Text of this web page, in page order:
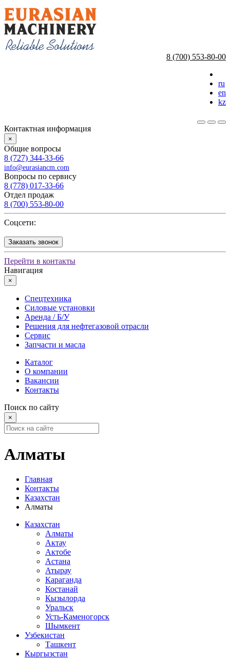
8 (700) 553-80-00
ru
en
kz
Контактная информация
×
Общие вопросы
8 (727) 344-33-66
info@eurasiancm.com
Вопросы по сервису
8 (778) 017-33-66
Отдел продаж
8 (700) 553-80-00
Соцсети:
Заказать звонок
Перейти в контакты
Навигация
×
Спецтехника
Силовые установки
Аренда / Б/У
Решения для нефтегазовой отрасли
Сервис
Запчасти и масла
Каталог
О компании
Вакансии
Контакты
Поиск по сайту
×
Алматы
Главная
Контакты
Казахстан
Алматы
Казахстан
Алматы
Актау
Актобе
Астана
Атырау
Караганда
Костанай
Кызылорда
Уральск
Усть-Каменогорск
Шымкент
Узбекистан
Ташкент
Кыргызстан